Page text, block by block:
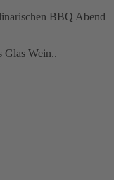
BBQ Abend
Glas Wein..